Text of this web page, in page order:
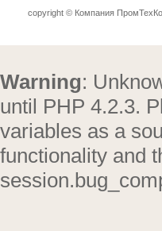
copyright © Компания
Warning:
until PHP 4.2.3.
variables as a
functionality and